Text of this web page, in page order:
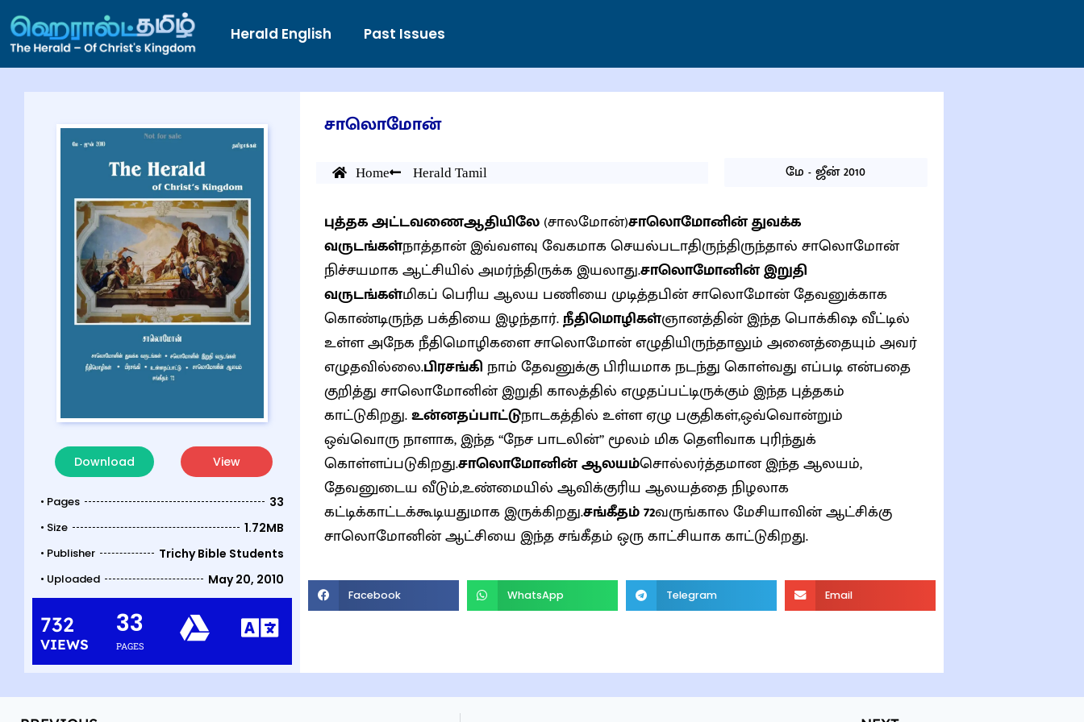
Herald English Past Issues
Download View
• Pages 33
• Size 1.72MB
• Publisher Trichy Bible Students
• Uploaded May 20, 2010
732
VIEWS PAGES
33
சாலொமோன்
Home Herald Tamil மே - ஜீன் 2010
புத்தக அட்டவணைஆதியிலே(சாலமோன்)சாலொமோனின் துவக்க
வருடங்கள்நாத்தான் இவ்வளவு வேகமாக செயல்படாதிருந்திருந்தால் சாலொமோன்
நிச்சயமாக ஆட்சியில் அமர்ந்திருக்க இயலாது.சாலொமோனின் இறுதி
வருடங்கள்மிகப் பெரிய ஆலய பணியை முடித்தபின் சாலொமோன் தேவனுக்காக
கொண்டிருந்த பக்தியை இழந்தார்.நீதிமொழிகள்ஞானத்தின் இந்த பொக்கிஷ வீட்டில்
உள்ள அநேக நீதிமொழிகளை சாலொமோன் எழுதியிருந்தாலும் அனைத்தையும் அவர்
எழுதவில்லை.பிரசங்கிநாம் தேவனுக்கு பிரியமாக நடந்து கொள்வது எப்படி என்பதை
குறித்து சாலொமோனின் இறுதி காலத்தில் எழுதப்பட்டிருக்கும் இந்த புத்தகம்
காட்டுகிறது.உன்னதப்பாட்டுநாடகத்தில் உள்ள ஏழு பகுதிகள்,ஒவ்வொன்றும்
ஒவ்வொரு நாளாக, இந்த “நேச பாடலின்” மூலம் மிக தெளிவாக புரிந்துக்
கொள்ளப்படுகிறது.சாலொமோனின் ஆலயம்சொல்லர்த்தமான இந்த ஆலயம்,
தேவனுடைய வீடும்,உண்மையில் ஆவிக்குரிய ஆலயத்தை நிழலாக
கட்டிக்காட்டக்கூடியதுமாக இருக்கிறது.சங்கீதம் 72வருங்கால மேசியாவின் ஆட்சிக்கு
சாலொமோனின் ஆட்சியை இந்த சங்கீதம் ஒரு காட்சியாக காட்டுகிறது.
Facebook WhatsApp Telegram Email